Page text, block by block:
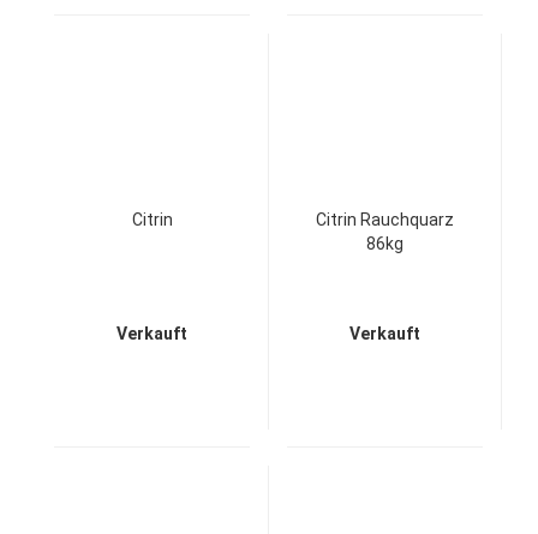
Citrin
Verkauft
Citrin Rauchquarz
86kg
Verkauft